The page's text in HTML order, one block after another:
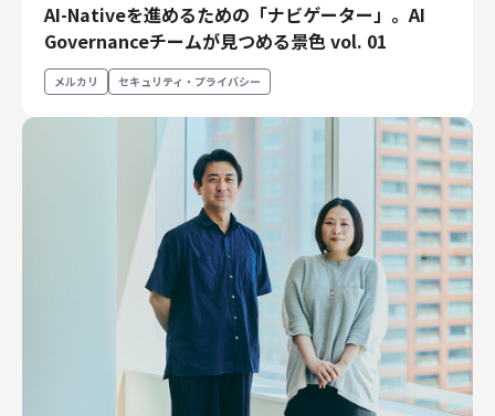
AI-Nativeを進めるための「ナビゲーター」。AI
Governanceチームが見つめる景色 vol. 01
メルカリ セキュリティ・プライバシー